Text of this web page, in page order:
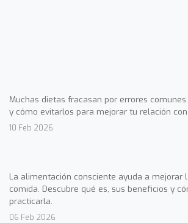
Muchas dietas fracasan por errores
y cómo evitarlos para mejorar tu relación
10 Feb 2026
La alimentación consciente ayuda a mejorar
comida. Descubre qué es, sus beneficios y
practicarla.
06 Feb 2026